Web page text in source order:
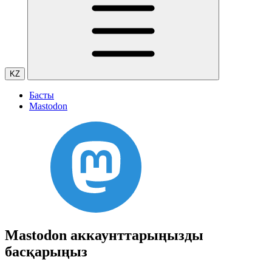
KZ
Басты
Mastodon
Mastodon аккаунттарыңызды
басқарыңыз